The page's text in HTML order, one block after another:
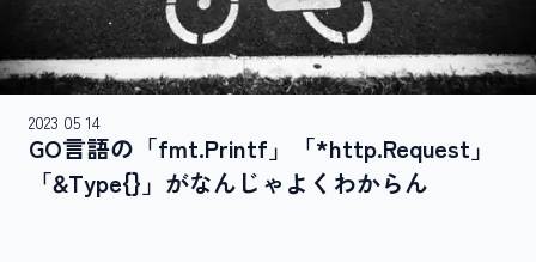
2023 05 14
GO言語の​「fmt.Printf」​「*http.Request」​
「&Type{}」が​なんじゃ​よく​わからん